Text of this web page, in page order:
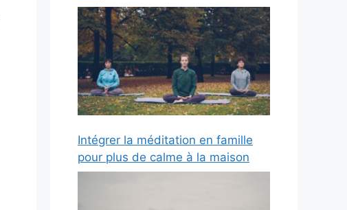
Intégrer la méditation en famille
pour plus de calme à la maison